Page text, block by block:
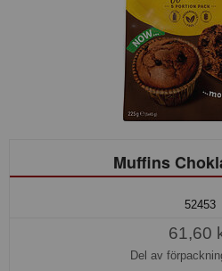
Muffins
52453
61,60
Del av